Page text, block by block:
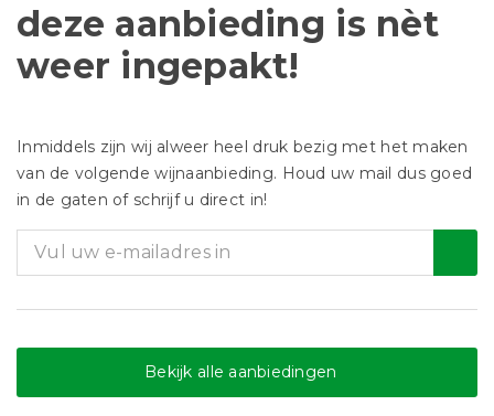
deze aanbieding is nèt
weer ingepakt!
Inmiddels zijn wij alweer heel druk bezig met het maken
van de volgende wijnaanbieding. Houd uw mail dus goed
in de gaten of schrijf u direct in!
Bekijk alle aanbiedingen